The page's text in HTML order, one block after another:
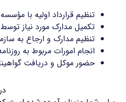
تنظیم قرارداد اولیه با
تکمیل مدارک مورد نیاز
تنظیم مدارک و ارجاع به
انجام امورات مربوط به
حضور موکل و دریافت